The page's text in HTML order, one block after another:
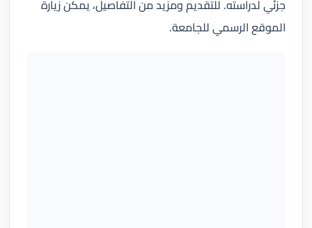
جزئي لدراسته. للتقديم ومزيد من التفاصيل، يمكن زيارة
الموقع الرسمي للجامعة.